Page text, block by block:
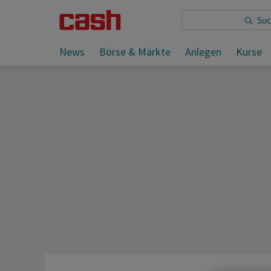
News Börse & Märkte Anlegen Kurse
Sie lesen: